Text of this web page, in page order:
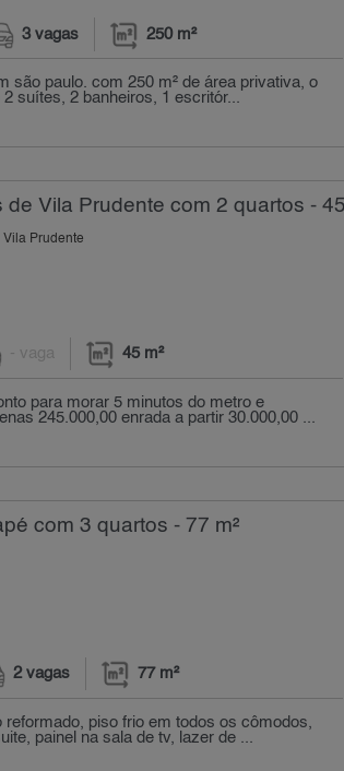
3 vagas 250 m²
são paulo. com 250 m² de área privativa, o
suítes, 2 banheiros, 1 escritór...
Vila Prudente com 2 quartos -
Vila Prudente
- vaga 45 m²
para morar 5 minutos do metro e
245.000,00 enrada a partir 30.000,00 ...
com 3 quartos - 77 m²
2 vagas 77 m²
piso frio em todos os cômodos,
painel na sala de tv, lazer de ...